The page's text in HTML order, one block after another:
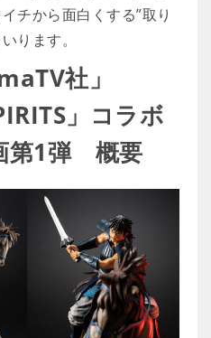
チから面白くする”取り
ります。
社」
」コラボ
第1弾 概要